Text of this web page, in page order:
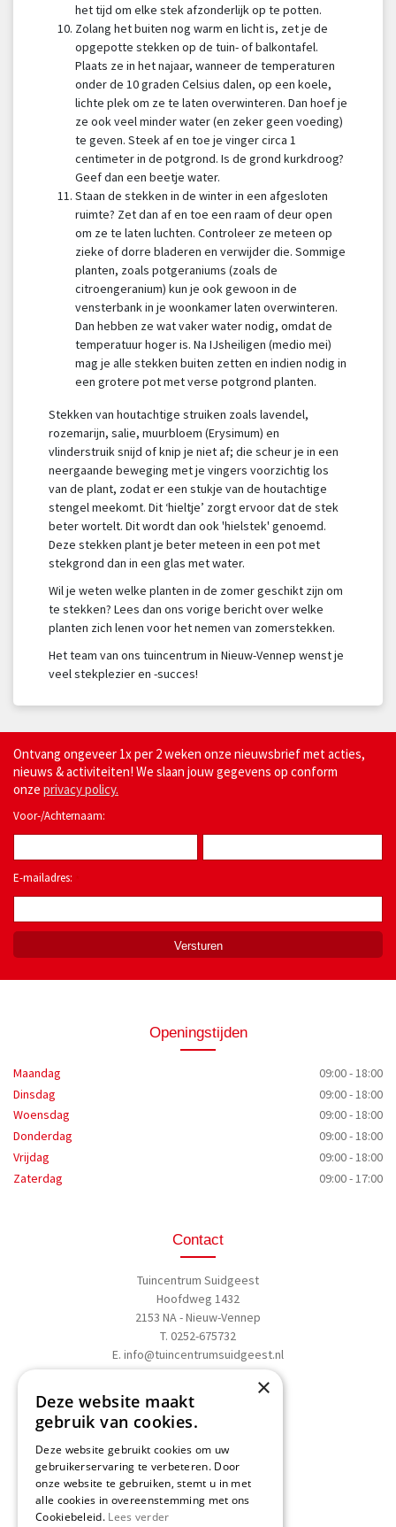
het tijd om elke stek afzonderlijk op te potten.
Zolang het buiten nog warm en licht is, zet je de
opgepotte stekken op de tuin- of balkontafel.
Plaats ze in het najaar, wanneer de temperaturen
onder de 10 graden Celsius dalen, op een koele,
lichte plek om ze te laten overwinteren. Dan hoef je
ze ook veel minder water (en zeker geen voeding)
te geven. Steek af en toe je vinger circa 1
centimeter in de potgrond. Is de grond kurkdroog?
Geef dan een beetje water.
Staan de stekken in de winter in een afgesloten
ruimte? Zet dan af en toe een raam of deur open
om ze te laten luchten. Controleer ze meteen op
zieke of dorre bladeren en verwijder die. Sommige
planten, zoals potgeraniums (zoals de
citroengeranium) kun je ook gewoon in de
vensterbank in je woonkamer laten overwinteren.
Dan hebben ze wat vaker water nodig, omdat de
temperatuur hoger is. Na IJsheiligen (medio mei)
mag je alle stekken buiten zetten en indien nodig in
een grotere pot met verse potgrond planten.
Stekken van houtachtige struiken zoals lavendel,
rozemarijn, salie, muurbloem (Erysimum) en
vlinderstruik snijd of knip je niet af; die scheur je in een
neergaande beweging met je vingers voorzichtig los
van de plant, zodat er een stukje van de houtachtige
stengel meekomt. Dit ‘hieltje’ zorgt ervoor dat de stek
beter wortelt. Dit wordt dan ook 'hielstek' genoemd.
Deze stekken plant je beter meteen in een pot met
stekgrond dan in een glas met water.
Wil je weten welke planten in de zomer geschikt zijn om
te stekken? Lees dan ons vorige bericht over welke
planten zich lenen voor het nemen van zomerstekken.
Het team van ons tuincentrum in Nieuw-Vennep wenst je
veel stekplezier en -succes!
Ontvang ongeveer 1x per 2 weken onze nieuwsbrief met acties,
nieuws & activiteiten! We slaan jouw gegevens op conform
onze privacy policy.
Voor-/Achternaam:
E-mailadres:
Openingstijden
Maandag
09:00 - 18:00
Dinsdag
09:00 - 18:00
Woensdag
09:00 - 18:00
Donderdag
09:00 - 18:00
Vrijdag
09:00 - 18:00
Zaterdag
09:00 - 17:00
Contact
Tuincentrum Suidgeest
Hoofdweg 1432
2153 NA - Nieuw-Vennep
T. 0252-675732
E. info@tuincentrumsuidgeest.nl
Schrijf een recensie
×
Deze website maakt
gebruik van cookies.
Deze website gebruikt cookies om uw
gebruikerservaring te verbeteren. Door
onze website te gebruiken, stemt u in met
alle cookies in overeenstemming met ons
Cookiebeleid. Lees verder